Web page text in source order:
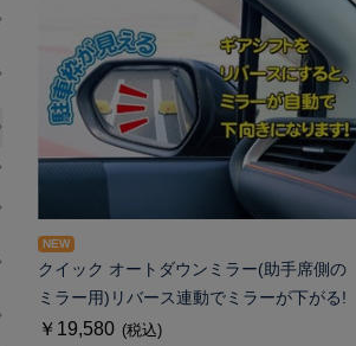
NEW
クイック オートダウンミラー(助手席側の
ミラー用)リバース連動でミラーが下がる!
￥19,580 (税込)